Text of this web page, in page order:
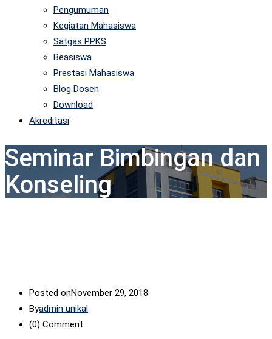
Pengumuman
Kegiatan Mahasiswa
Satgas PPKS
Beasiswa
Prestasi Mahasiswa
Blog Dosen
Download
Akreditasi
Seminar Bimbingan dan
Konseling
Posted onNovember 29, 2018
Byadmin unikal
(0) Comment